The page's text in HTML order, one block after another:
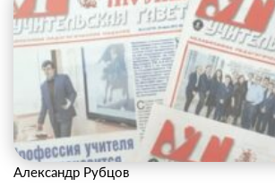
Александр Рубцов